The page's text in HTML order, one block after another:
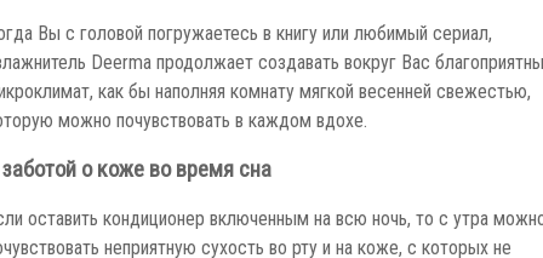
Вы с головой погружаетесь в книгу или любимый сериал,
Deerma продолжает создавать вокруг Вас
как бы наполняя комнату мягкой весенней свежестью,
можно почувствовать в каждом вдохе.
о коже во время сна
оставить кондиционер включенным на всю ночь, то с утра
неприятную сухость во рту и на коже, с которых не